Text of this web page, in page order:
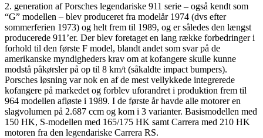
2. generation af Porsches legendariske 911 serie – også kendt som
“G” modellen – blev produceret fra modelår 1974 (dvs efter
sommerferien 1973) og helt frem til 1989, og er således den længst
producerede 911’er. Der blev foretaget en lang række forbedringer i
forhold til den første F model, blandt andet som svar på de
amerikanske myndigheders krav om at kofangere skulle kunne
modstå påkørsler på op til 8 km/t (såkaldte impact bumpers).
Porsches løsning var nok en af de mest vellykkede integrerede
kofangere på markedet og forblev uforandret i produktion frem til
964 modellen afløste i 1989. I de første år havde alle motorer en
slagvolumen på 2.687 ccm og kom i 3 varianter. Basismodellen med
150 HK, S-modellen med 165/175 HK samt Carrera med 210 HK
motoren fra den legendariske Carrera RS.